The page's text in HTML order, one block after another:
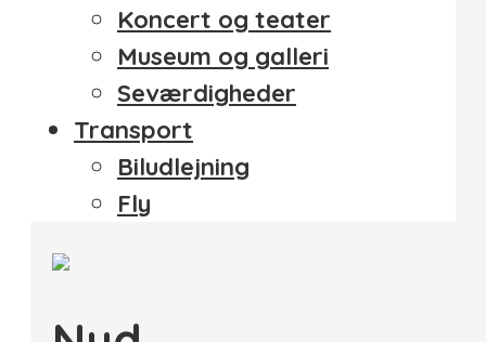
Koncert og teater
Museum og galleri
Seværdigheder
Transport
Biludlejning
Fly